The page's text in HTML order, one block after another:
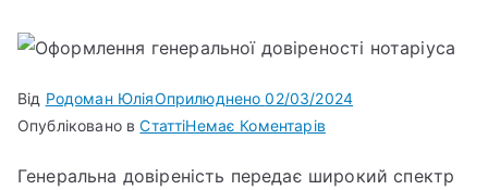
Від Родоман ЮліяОприлюднено02/03/2024
Опубліковано вСтаттіНемає Коментарів
Генеральна довіреність передає широкий спектр